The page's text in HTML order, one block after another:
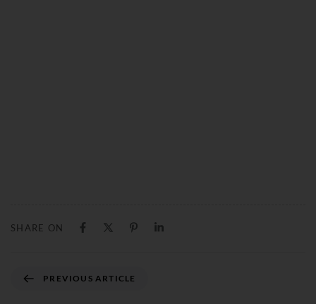
SHARE ON
PREVIOUS ARTICLE